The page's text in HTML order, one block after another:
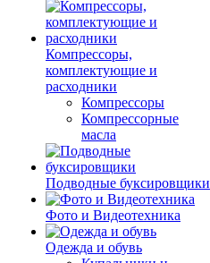
Компрессоры,
комплектующие и
расходники
Компрессоры
Компрессорные
масла
Подводные буксировщики
Фото и Видеотехника
Одежда и обувь